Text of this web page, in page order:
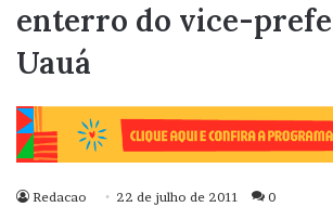
enterro do vice-
Uauá
Redacao 22 de julho de 2011 0